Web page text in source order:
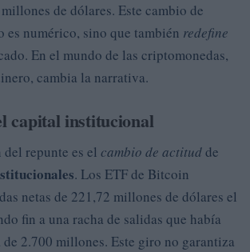
de dólares. Este cambio de
es numérico, sino que también redefine
En el mundo de las criptomonedas,
cambia la narrativa.
capital institucional
repunte es el cambio de actitudde
. Los ETF de Bitcoin
netas de 221,72 millones de dólares el
fin a una racha de salidas que había
2.700 millones. Este giro no garantiza